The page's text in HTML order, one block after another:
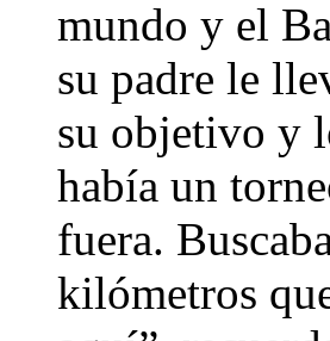
mundo y el
su padre le
su objetivo y
había un
fuera.
kilómetros